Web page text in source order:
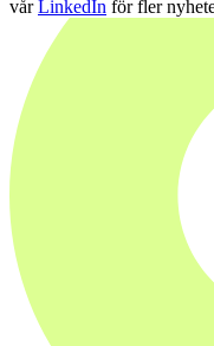
vårLinkedIn för fler